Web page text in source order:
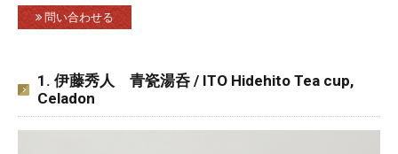
問い合わせる
1. 伊藤秀人 青瓷湯呑 / ITO Hidehito Tea cup,
Celadon